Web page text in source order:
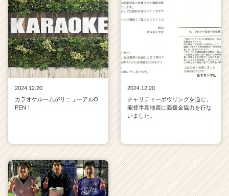
2024.12.20
カラオケルームがリニューアルO
PEN！
2024.12.20
チャリティーボウリングを通じ、
能登半島地震に義援金協力を行な
いました。